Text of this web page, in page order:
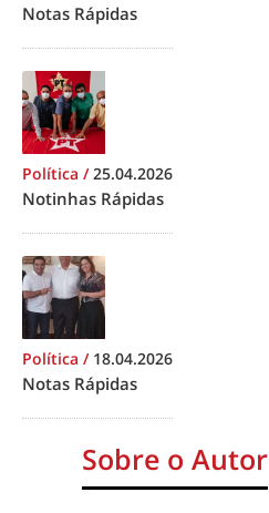
Notas Rápidas
Política /25.04.2026
Notinhas Rápidas
Política / 18.04.2026
Notas Rápidas
Sobre o Autor